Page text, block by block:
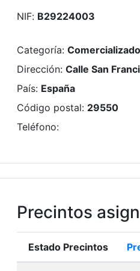
NIF: B29224003
Categoría:
Dirección: Calle San
País: España
Código postal: 29550
Teléfono:
Precintos
Estado Precintos